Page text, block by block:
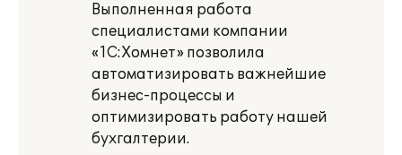
Выполненная работа
специалистами компании
«1С:Хомнет» позволила
автоматизировать важнейшие
бизнес-процессы и
оптимизировать работу нашей
бухгалтерии.